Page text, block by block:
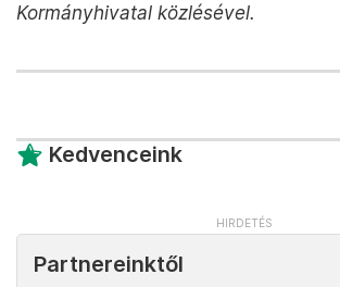
Kormányhivatal közlésével.
Kedvenceink
Partnereinktől